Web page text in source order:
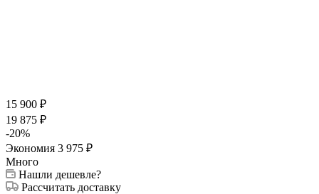
15 900 ₽
19 875 ₽
-20%
Экономия 3 975 ₽
Много
Нашли дешевле?
Рассчитать доставку